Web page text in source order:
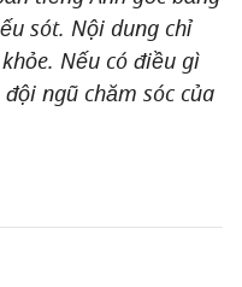
sót. Nội dung chỉ
Nếu có điều gì
ngũ chăm sóc của